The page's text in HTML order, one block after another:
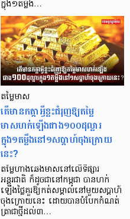
ក្នុង១តម្លឹង…
តម្លៃមាស
តើមានកត្តាអ្វីខ្លះជំរុញឱ្យតម្លៃ
មាសហក់ឡើងជាង១០០ដុល្លារ
ក្នុង១តម្លឹងនៅ១សប្ដាហ៍ចុងក្រោយ
នេះ?
តម្លៃហាងឆេងមាសនៅលើទីផ្សារ
អន្តរជាតិ ក៏ដូចជានៅកម្ពុជា បានហក់
ឡើងថ្លៃគួរឱ្យកត់សម្គាល់នៅមួយសប្ដាហ៍
ចុងក្រោយនេះ ដោយបានបំបែកកំណត់
ត្រាជាថ្មីដល់៣…